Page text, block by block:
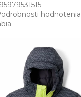
hodnotenia